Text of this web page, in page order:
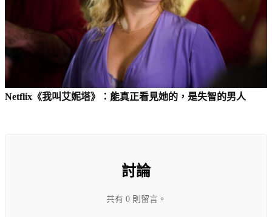
Netflix《我叫艾妮塔》：能真正看見她的，是失智的男人
討論
共有 0 則留言。